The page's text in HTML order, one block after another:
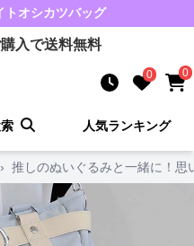
ト オシカツバッグ
入で送料無料
0 0
人気ランキング
› 推しのぬいぐるみと一緒に！